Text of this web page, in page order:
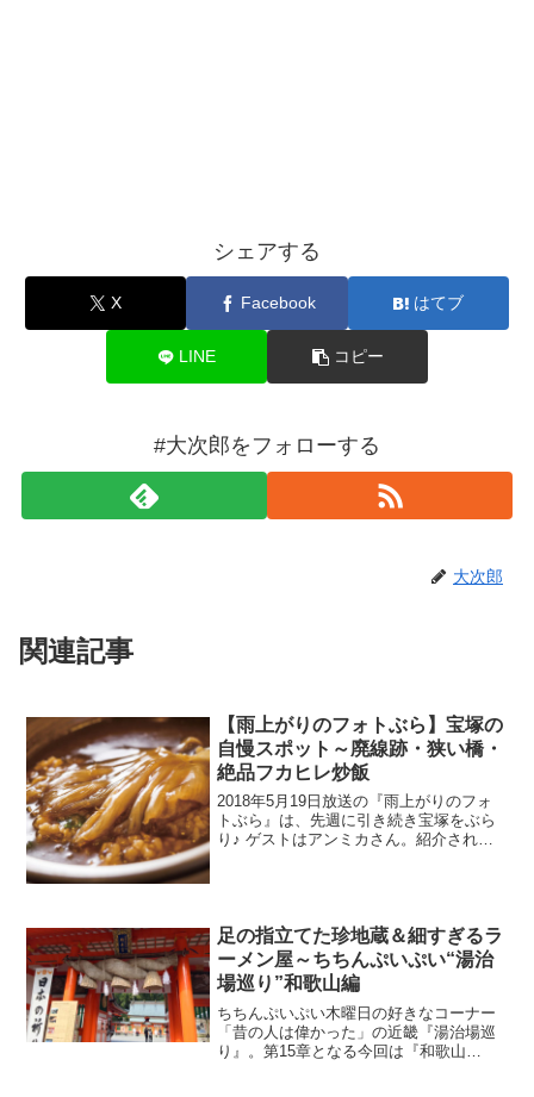
シェアする
X Facebook はてブ
LINE コピー
#大次郎をフォローする
大次郎
関連記事
【雨上がりのフォトぶら】宝塚の
自慢スポット～廃線跡・狭い橋・
絶品フカヒレ炒飯
2018年5月19日放送の『雨上がりのフォ
トぶら』は、先週に引き続き宝塚をぶら
り♪ ゲストはアンミカさん。紹介された
足の指立てた珍地蔵＆細すぎるラ
ーメン屋～ちちんぷいぷい“湯治
場巡り”和歌山編
ちちんぷいぷい木曜日の好きなコーナー
「昔の人は偉かった」の近畿『湯治場巡
り』。第15章となる今回は『和歌山